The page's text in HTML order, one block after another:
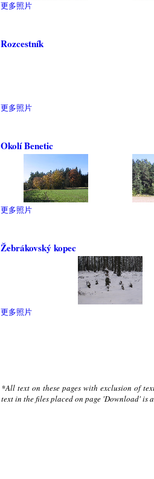
更多照片
Rozcestník
更多照片
Okolí Benetic
更多照片
Žebrákovský kopec
更多照片
*All text on these pages with exclusion of
text in the files placed on page 'Download'